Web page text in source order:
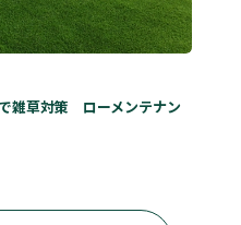
草対策 ローメンテナン